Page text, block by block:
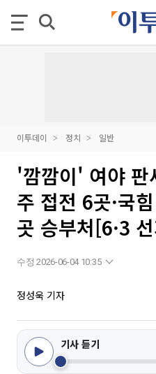
이투데이 정치 일반
'깜깜이' 여야
주 접전 6곳·국
곳 승부처[6·3
수정 2026-06-04 10:35
정성욱 기자
기사 듣기